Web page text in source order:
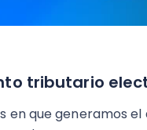
tributario
en que generamos